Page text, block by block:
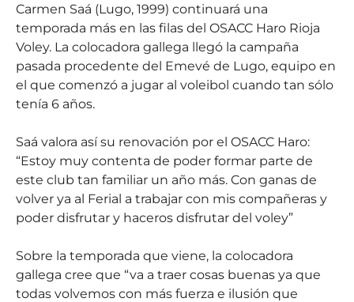
Carmen Saá (Lugo, 1999) continuará una
temporada más en las filas del OSACC Haro Rioja
Voley. La colocadora gallega llegó la campaña
pasada procedente del Emevé de Lugo, equipo en
el que comenzó a jugar al voleibol cuando tan sólo
tenía 6 años.
Saá valora así su renovación por el OSACC Haro:
“Estoy muy contenta de poder formar parte de
este club tan familiar un año más. Con ganas de
volver ya al Ferial a trabajar con mis compañeras y
poder disfrutar y haceros disfrutar del voley”
Sobre la temporada que viene, la colocadora
gallega cree que “va a traer cosas buenas ya que
todas volvemos con más fuerza e ilusión que